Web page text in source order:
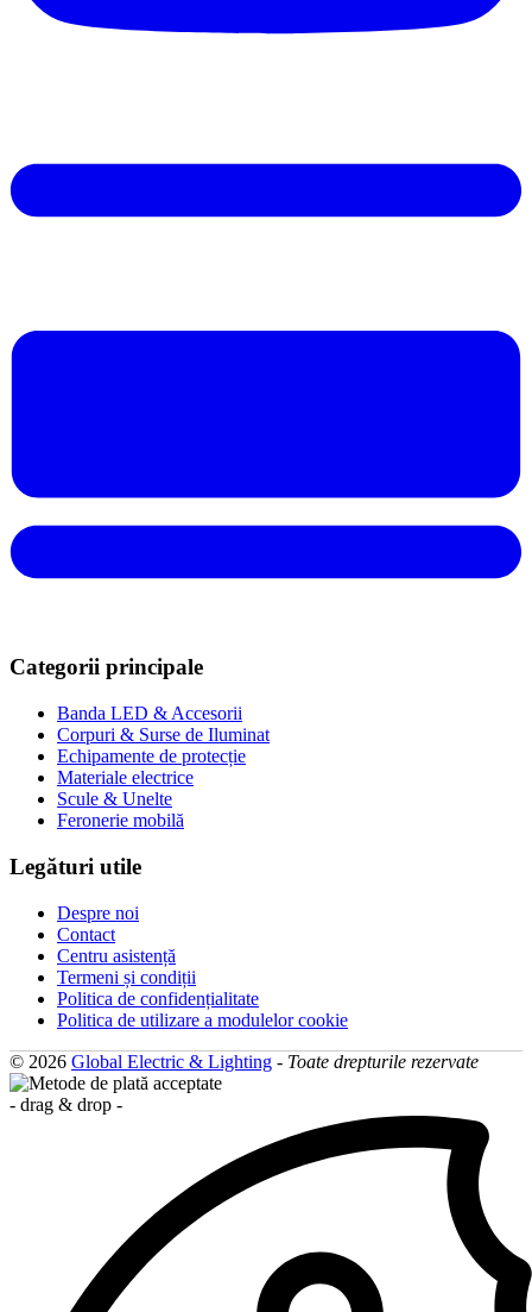
Categorii principale
Banda LED & Accesorii
Corpuri & Surse de Iluminat
Echipamente de protecție
Materiale electrice
Scule & Unelte
Feronerie mobilă
Legături utile
Despre noi
Contact
Centru asistență
Termeni și condiții
Politica de confidențialitate
Politica de utilizare a modulelor cookie
© 2026 Global Electric & Lighting - Toate drepturile rezervate
- drag & drop -